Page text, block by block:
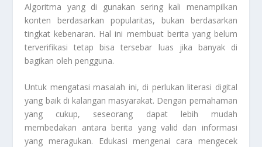
Algoritma yang di gunakan sering kali menampilkan
konten berdasarkan popularitas, bukan berdasarkan
tingkat kebenaran. Hal ini membuat berita yang belum
terverifikasi tetap bisa tersebar luas jika banyak di
bagikan oleh pengguna.
Untuk mengatasi masalah ini, di perlukan literasi digital
yang baik di kalangan masyarakat. Dengan pemahaman
yang cukup, seseorang dapat lebih mudah
membedakan antara berita yang valid dan informasi
yang meragukan. Edukasi mengenai cara mengecek